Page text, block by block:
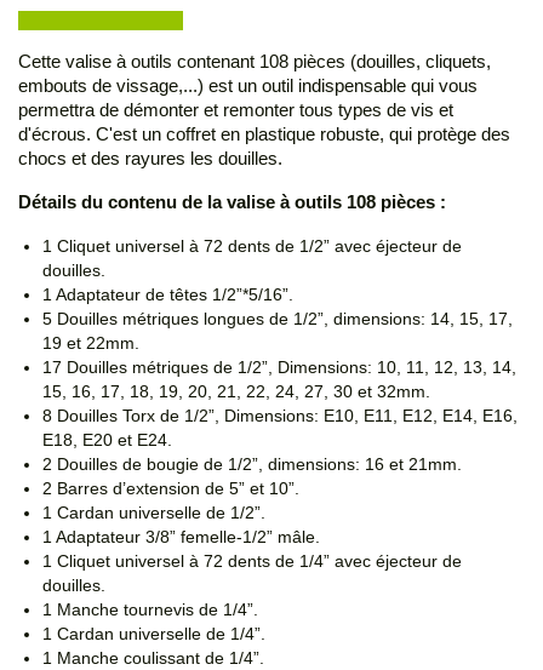
Cette valise à outils contenant 108 pièces (douilles, cliquets,
embouts de vissage,...) est un outil indispensable qui vous
permettra de démonter et remonter tous types de vis et
d'écrous. C'est un coffret en plastique robuste, qui protège des
chocs et des rayures les douilles.
Détails du contenu de la valise à outils 108 pièces :
1 Cliquet universel à 72 dents de 1/2” avec éjecteur de
douilles.
1 Adaptateur de têtes 1/2”*5/16”.
5 Douilles métriques longues de 1/2”, dimensions: 14, 15, 17,
19 et 22mm.
17 Douilles métriques de 1/2”, Dimensions: 10, 11, 12, 13, 14,
15, 16, 17, 18, 19, 20, 21, 22, 24, 27, 30 et 32mm.
8 Douilles Torx de 1/2”, Dimensions: E10, E11, E12, E14, E16,
E18, E20 et E24.
2 Douilles de bougie de 1/2”, dimensions: 16 et 21mm.
2 Barres d’extension de 5” et 10”.
1 Cardan universelle de 1/2”.
1 Adaptateur 3/8” femelle-1/2” mâle.
1 Cliquet universel à 72 dents de 1/4” avec éjecteur de
douilles.
1 Manche tournevis de 1/4”.
1 Cardan universelle de 1/4”.
1 Manche coulissant de 1/4”.